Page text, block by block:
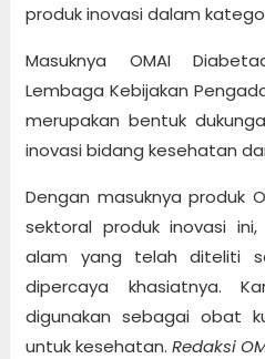
produk inovasi dalam
Masuknya OMAI
Lembaga Kebijakan
merupakan bentuk
inovasi bidang kesehatan
Dengan masuknya produk
sektoral produk inovasi
alam yang telah diteliti
dipercaya khasiatnya.
digunakan sebagai obat
untuk kesehatan.Redaksi